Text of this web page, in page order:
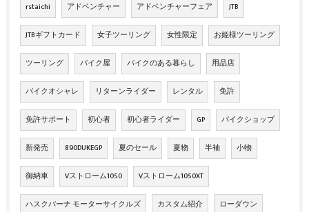
rstaichi アドベンチャー アドベンチャーフェア JTB
JTBギフトカード 女子ツーリング 女性限定 お姫様ツーリング
ツーリング バイク屋 バイクのある暮らし 用品店
バイクオシャレ リターンライダー レンタル 免許
免許サポート 初心者 初心者ライダー GP バイクショップ
新発売 890DUKEGP 夏のセール 夏物 半袖 小物
御納車 Vストローム1050 Vストローム1050XT
ハスクバーナ モーターサイクルズ カスタム紹介 ローダウン